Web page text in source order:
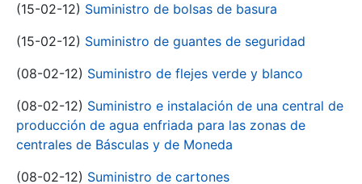
(15-02-12) Suministro de bolsas de basura
(15-02-12) Suministro de guantes de seguridad
(08-02-12) Suministro de flejes verde y blanco
(08-02-12) Suministro e instalación de una central de
producción de agua enfriada para las zonas de
centrales de Básculas y de Moneda
(08-02-12) Suministro de cartones